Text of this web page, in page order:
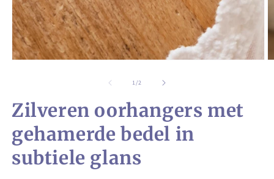
modaal
1/van
2
Zilveren oorhangers met
gehamerde bedel in
subtiele glans